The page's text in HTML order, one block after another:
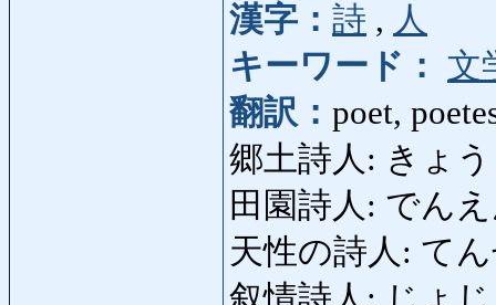
漢字： 詩 , 人
キーワード：
文
翻訳： poet,
郷土詩人: きょ
田園詩人: でん
天性の詩人: て